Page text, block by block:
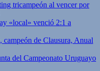
tricampeón al vencer por
«local» venció 2:1 a
campeón de Clausura, Anual
del Campeonato Uruguayo